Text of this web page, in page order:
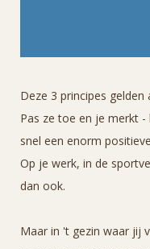
Deze 3 principes gelden
Pas ze toe en je merkt
snel een enorm
Op je werk, in de
dan ook.
Maar in 't gezin waar jij